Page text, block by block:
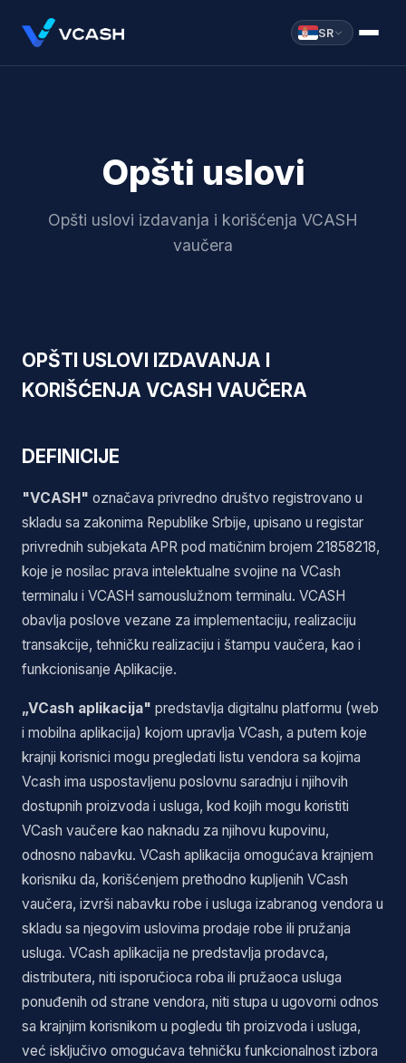
SR
Opšti uslovi
Opšti uslovi izdavanja i korišćenja VCASH
vaučera
OPŠTI USLOVI IZDAVANJA I
KORIŠĆENJA VCASH VAUČERA
DEFINICIJE
"VCASH" označava privredno društvo registrovano u
skladu sa zakonima Republike Srbije, upisano u registar
privrednih subjekata APR pod matičnim brojem 21858218,
koje je nosilac prava intelektualne svojine na VCash
terminalu i VCASH samouslužnom terminalu. VCASH
obavlja poslove vezane za implementaciju, realizaciju
transakcije, tehničku realizaciju i štampu vaučera, kao i
funkcionisanje Aplikacije.
„VCash aplikacija" predstavlja digitalnu platformu (web
i mobilna aplikacija) kojom upravlja VCash, a putem koje
krajnji korisnici mogu pregledati listu vendora sa kojima
Vcash ima uspostavljenu poslovnu saradnju i njihovih
dostupnih proizvoda i usluga, kod kojih mogu koristiti
VCash vaučere kao naknadu za njihovu kupovinu,
odnosno nabavku. VCash aplikacija omogućava krajnjem
korisniku da, korišćenjem prethodno kupljenih VCash
vaučera, izvrši nabavku robe i usluga izabranog vendora u
skladu sa njegovim uslovima prodaje robe ili pružanja
usluga. VCash aplikacija ne predstavlja prodavca,
distributera, niti isporučioca roba ili pružaoca usluga
ponuđenih od strane vendora, niti stupa u ugovorni odnos
sa krajnjim korisnikom u pogledu tih proizvoda i usluga,
već isključivo omogućava tehničku funkcionalnost izbora